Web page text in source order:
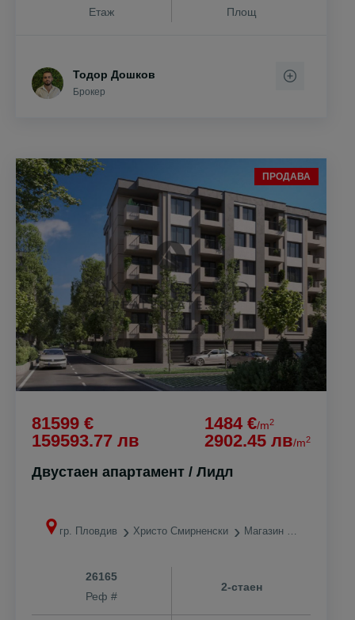
Етаж
Площ
Тодор Дошков
Брокер
ПРОДАВА
81599 €
159593.77 лв
1484 €/m2
2902.45 лв/m2
Двустаен апартамент / Лидл
гр. Пловдив Христо Смирненски Магазин ЛИДЛ
26165
Реф #
2-стаен